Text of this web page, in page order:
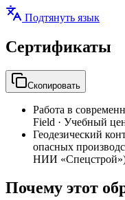
Подтянуть язык
Сертификаты
Скопировать
Работа в
Field · Учебный
Геодезический
опасных
НИИ
Почему этот